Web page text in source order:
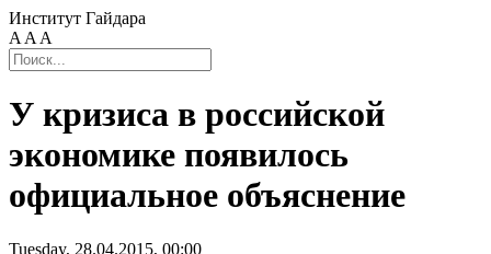
Институт Гайдара
A A A
У кризиса в российской
экономике появилось
официальное объяснение
Tuesday, 28.04.2015, 00:00